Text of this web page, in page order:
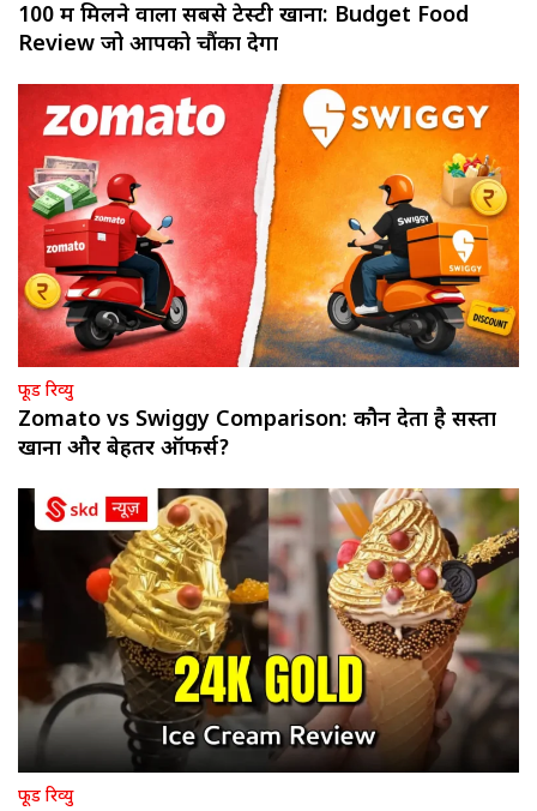
₹100 में मिलने वाला सबसे टेस्टी खाना: Budget Food
Review जो आपको चौंका देगा
फूड रिव्यु
Zomato vs Swiggy Comparison: कौन देता है सस्ता
खाना और बेहतर ऑफर्स?
फूड रिव्यु